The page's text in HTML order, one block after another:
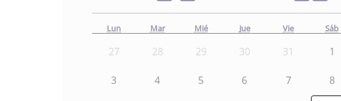
Lun Mar Mié Jue Vie Sáb
27 28 29 30 31 1
3 4 5 6 7 8